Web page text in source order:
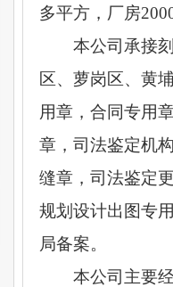
多平方，厂房
本公司承接刻
区、萝岗区、黄
用章，合同专用
章，司法鉴定机
缝章，司法鉴定
规划设计出图专
局备案。
本公司主要经